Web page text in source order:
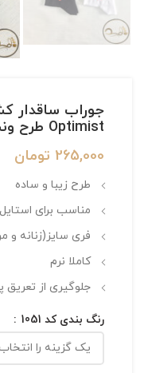
جوراب ساقدار
Optimist طرح ونس
265,000 تومان
طرح زیبا و ساده
مناسب برای
فری سایز(زنانه و
کاملا نرم
جلوگیری از تعریق
رنگ بندی کد 1051